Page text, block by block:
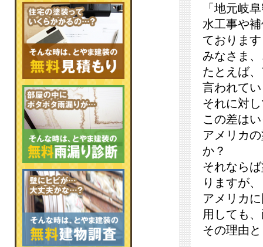
「地元岐
水工事や
ておりま
みなさま
たとえば
言われて
それに対
この差は
アメリカ
か？
それなら
りますが
アメリカ
用しても
その理由